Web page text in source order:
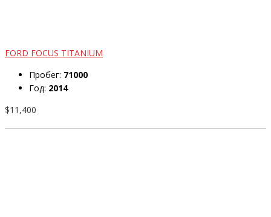
FORD FOCUS TITANIUM
Пробег: 71000
Год: 2014
$11,400